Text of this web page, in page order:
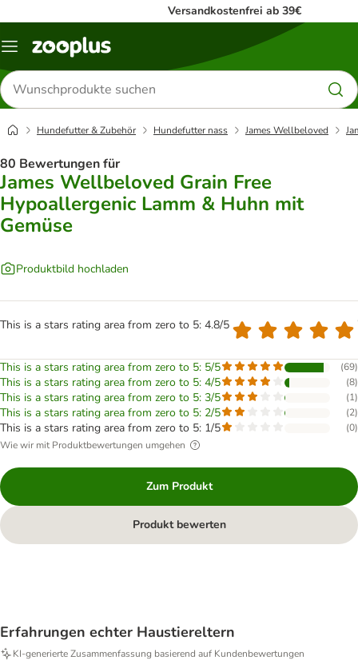
Versandkostenfrei ab 39€
Menü
Produkte
suchen
Hundefutter & Zubehör Hundefutter nass James Wellbeloved
80 Bewertungen für
James Wellbeloved Grain Free
Hypoallergenic Lamm & Huhn mit
Gemüse
Produktbild hochladen
This is a stars rating area from zero to 5: 4.8/5
This is a stars rating area from zero to 5: 5/5 (69)
This is a stars rating area from zero to 5: 4/5 (8)
This is a stars rating area from zero to 5: 3/5 (1)
This is a stars rating area from zero to 5: 2/5 (2)
This is a stars rating area from zero to 5: 1/5 (0)
Wie wir mit Produktbewertungen umgehen
Zum Produkt
Produkt bewerten
Erfahrungen echter Haustiereltern
KI‑generierte Zusammenfassung basierend auf Kundenbewertungen